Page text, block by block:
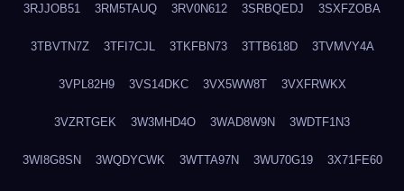
3RJJOB51 3RM5TAUQ 3RV0N612 3SRBQEDJ 3SXFZOBA
3TBVTN7Z 3TFI7CJL 3TKFBN73 3TTB618D 3TVMVY4A
3VPL82H9 3VS14DKC 3VX5WW8T 3VXFRWKX
3VZRTGEK 3W3MHD4O 3WAD8W9N 3WDTF1N3
3WI8G8SN 3WQDYCWK 3WTTA97N 3WU70G19 3X71FE60